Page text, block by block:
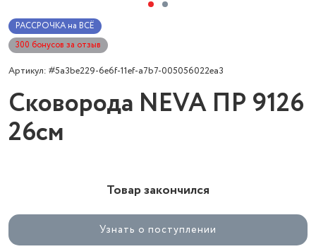
РАССРОЧКА на ВСЁ
300 бонусов за отзыв
Артикул: #5a3be229-6e6f-11ef-a7b7-005056022ea3
Сковорода NEVA ПР 9126
26см
Товар закончился
Узнать о поступлении